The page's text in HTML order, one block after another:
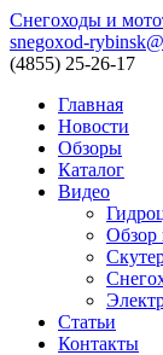
Снегоходы и
snegoxod-
(4855) 25-26-17
Главная
Новости
Обзоры
Каталог
Видео
Обзор
Статьи
Контакты